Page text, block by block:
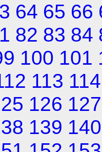
64 65 66
82 83 84
100 101
113 114
126 127
139 140